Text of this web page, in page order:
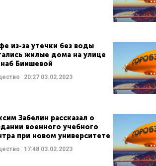
из-за утечки без воды
жилые дома на улице
Биишевой
20:2703.02.2023
Забелин рассказал о
военного учебного
при новом университете
17:4803.02.2023